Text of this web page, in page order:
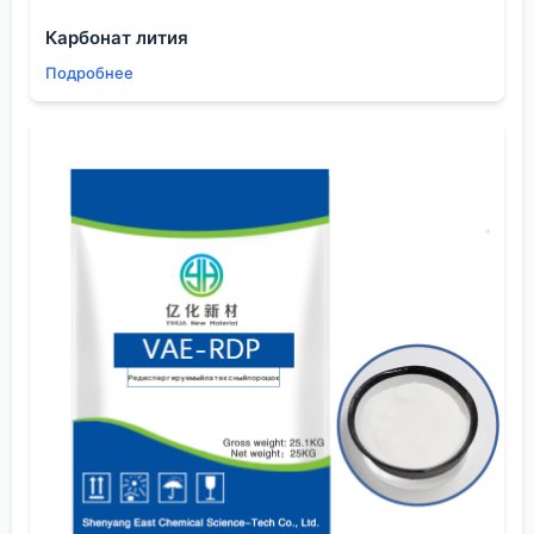
предпосевную культивацию, и жди чистых
всходов. Но все упирается в влажность. Был у
получили? Неравномерную, пятнистую защиту.
сработало, где-то пыль — нет. Сорняки взошли
очагами, пришлось потом дорогим
постэмерджансом дорабатывать, да еще и риск
фитотоксичности для культуры. Теперь всегда
смотрю прогноз осадков как на главный фактор
для почвенников.
Еще одна частая ошибка — смешивание в одной
бочке. Баковые смеси — это искусство. Не все
препараты дружат между собой, не все с
удобрениями. Пытался как-то сэкономить время и
Карбонат лития
Подробнее